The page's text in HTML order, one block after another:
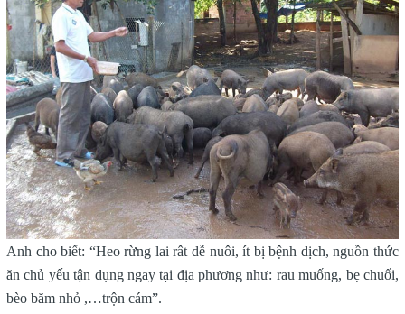
Anh cho biết: “Heo rừng lai rât dễ nuôi, ít bị bệnh dịch, nguồn thức
ăn chủ yếu tận dụng ngay tại địa phương như: rau muống, bẹ chuối,
bèo băm nhỏ ,…trộn cám”.